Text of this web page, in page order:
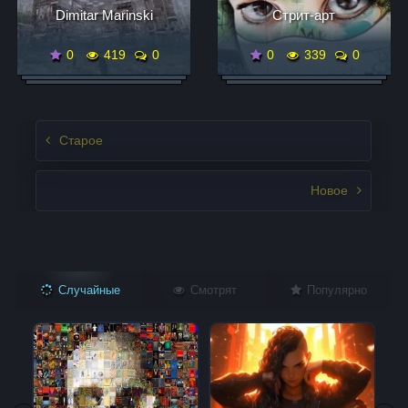
Dimitar Marinski
0 419 0
Стрит-арт
0 339 0
Старое
Новое
Случайные Смотрят Популярно